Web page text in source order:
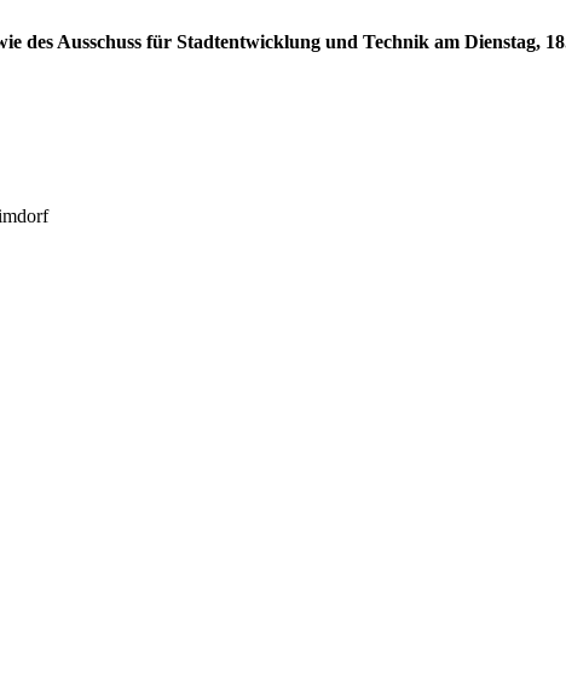
des Ausschuss für Stadtentwicklung und Technik am Dienstag,